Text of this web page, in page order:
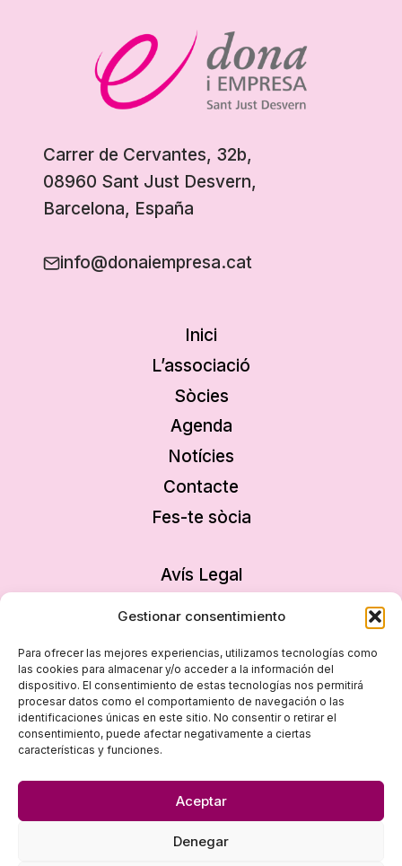
Gestionar consentimiento
Para ofrecer las mejores experiencias, utilizamos tecnologías como
las cookies para almacenar y/o acceder a la información del
dispositivo. El consentimiento de estas tecnologías nos permitirá
procesar datos como el comportamiento de navegación o las
identificaciones únicas en este sitio. No consentir o retirar el
consentimiento, puede afectar negativamente a ciertas
características y funciones.
Aceptar
Denegar
Carrer de Cervantes, 32b,
08960 Sant Just Desvern,
Barcelona, España
info@donaiempresa.cat
Inici
L’associació
Sòcies
Agenda
Notícies
Contacte
Fes-te sòcia
Avís Legal
Declaració d’accessibilitat
Mapa del lloc